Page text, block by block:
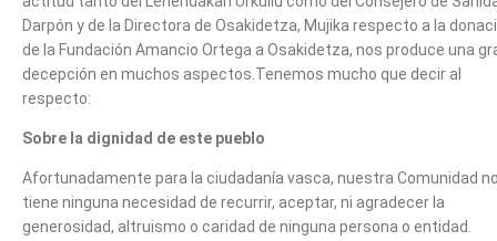
Darpón y de la Directora de Osakidetza, Mujika respecto a la
de la Fundación Amancio Ortega a Osakidetza, nos produce una
decepción en muchos aspectos.Tenemos mucho que decir al
respecto:
Sobre la dignidad de este pueblo
Afortunadamente para la ciudadanía vasca, nuestra Comunidad
tiene ninguna necesidad de recurrir, aceptar, ni agradecer la
generosidad, altruismo o caridad de ninguna persona o entidad.